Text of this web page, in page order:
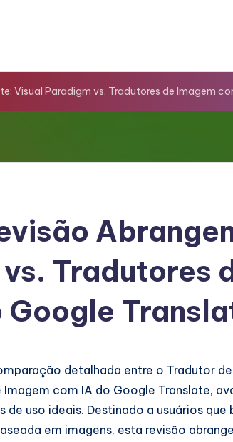
Visual Paradigm vs. Tradutores de Imagem
Tradutores
Google
detalhada entre o Tradutor de
com IA do Google Translate,
uso ideais. Destinado a usuários
em imagens, esta revisão